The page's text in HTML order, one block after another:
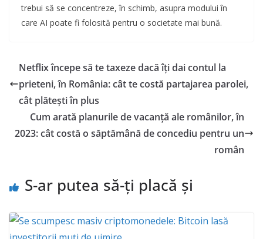
trebui să se concentreze, în schimb, asupra modului în
care AI poate fi folosită pentru o societate mai bună.
Netflix începe să te taxeze dacă îți dai contul la
prieteni, în România: cât te costă partajarea parolei,
cât plătești în plus
Cum arată planurile de vacanță ale românilor, în
2023: cât costă o săptămână de concediu pentru un
român
S-ar putea să-ți placă și